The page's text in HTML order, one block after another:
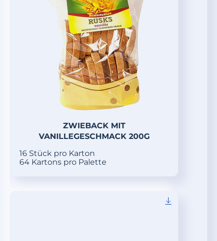
ZWIEBACK MIT
VANILLEGESCHMACK 200G
16 Stück pro Karton
64 Kartons pro Palette